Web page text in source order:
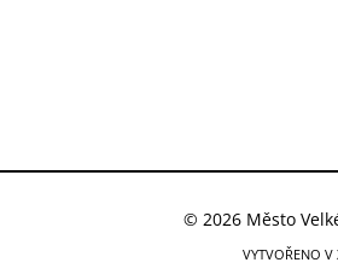
© 2026 Město
VYTVOŘENO V